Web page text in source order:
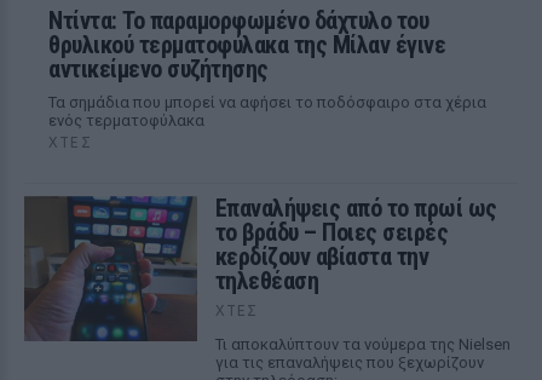
Ντίντα: Το παραμορφωμένο δάχτυλο του
θρυλικού τερματοφύλακα της Μίλαν έγινε
αντικείμενο συζήτησης
Τα σημάδια που μπορεί να αφήσει το ποδόσφαιρο στα χέρια
ενός τερματοφύλακα
ΧΤΕΣ
Επαναλήψεις από το πρωί ως
το βράδυ – Ποιες σειρές
κερδίζουν αβίαστα την
τηλεθέαση
ΧΤΕΣ
Τι αποκαλύπτουν τα νούμερα της Nielsen
για τις επαναλήψεις που ξεχωρίζουν